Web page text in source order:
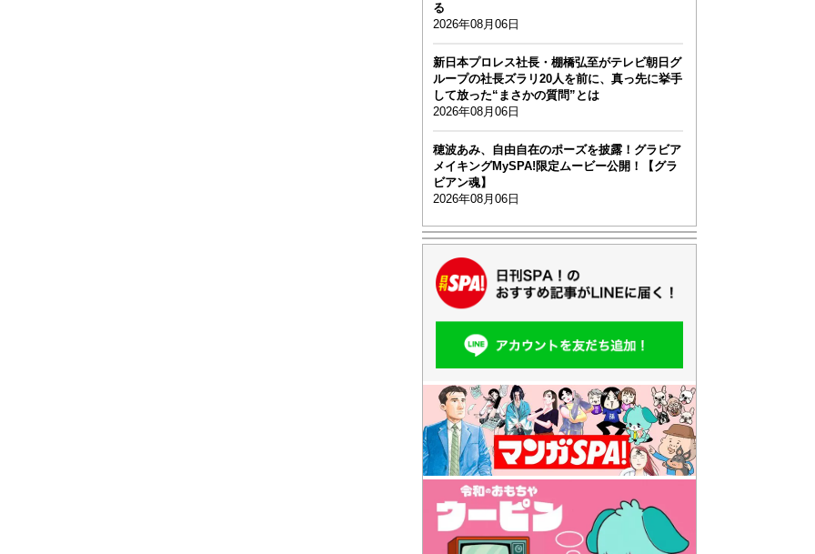
る
2026年08月06日
新日本プロレス社長・棚橋弘至がテレビ朝日グ
ループの社長ズラリ20人を前に、真っ先に挙手
して放った“まさかの質問”とは
2026年08月06日
穂波あみ、自由自在のポーズを披露！グラビア
メイキングMySPA!限定ムービー公開！【グラ
ビアン魂】
2026年08月06日